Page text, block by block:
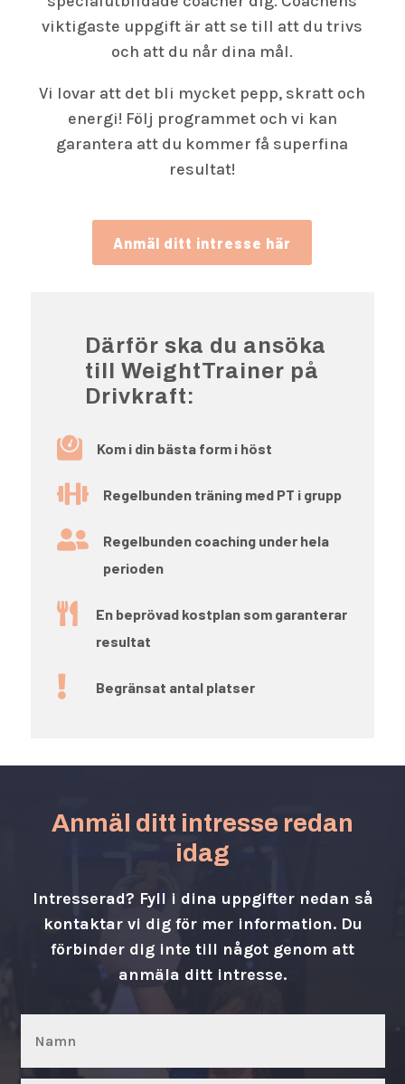
viktigaste uppgift är att se till att du trivs
och att du når dina mål.
Vi lovar att det bli mycket pepp, skratt och
energi! Följ programmet och vi kan
garantera att du kommer få superfina
resultat!
Anmäl ditt intresse här
Därför ska du ansöka
till WeightTrainer på
Drivkraft:
 Kom i din bästa form i höst
 Regelbunden träning med PT i grupp

Regelbunden coaching under hela
perioden

En beprövad kostplan som garanterar
resultat
 Begränsat antal platser
Anmäl ditt intresse redan
idag
Intresserad? Fyll i dina uppgifter nedan så
kontaktar vi dig för mer information. Du
förbinder dig inte till något genom att
anmäla ditt intresse.